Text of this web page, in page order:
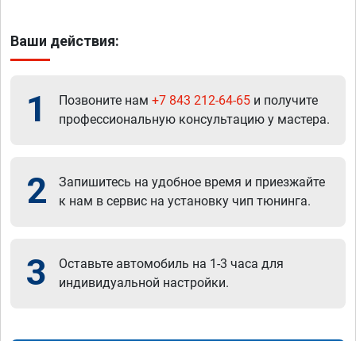
Ваши действия:
1 Позвоните нам +7 843 212-64-65 и получите
профессиональную консультацию у мастера.
2
Запишитесь на удобное время и приезжайте
к нам в сервис на установку чип тюнинга.
3
Оставьте автомобиль на 1-3 часа для
индивидуальной настройки.